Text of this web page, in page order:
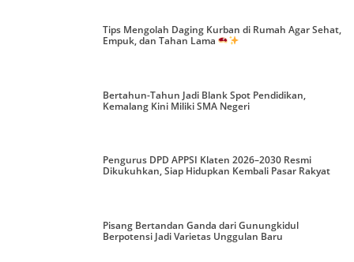
Tips Mengolah Daging Kurban di Rumah Agar Sehat,
Empuk, dan Tahan Lama
Bertahun-Tahun Jadi Blank Spot Pendidikan,
Kemalang Kini Miliki SMA Negeri
Pengurus DPD APPSI Klaten 2026–2030 Resmi
Dikukuhkan, Siap Hidupkan Kembali Pasar Rakyat
Pisang Bertandan Ganda dari Gunungkidul
Berpotensi Jadi Varietas Unggulan Baru